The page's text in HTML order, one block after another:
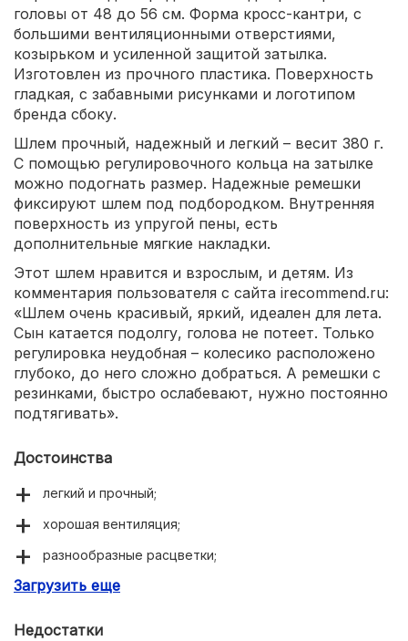
головы от 48 до 56 см. Форма кросс-кантри, с
большими вентиляционными отверстиями,
козырьком и усиленной защитой затылка.
Изготовлен из прочного пластика. Поверхность
гладкая, с забавными рисунками и логотипом
бренда сбоку.
Шлем прочный, надежный и легкий – весит 380 г.
С помощью регулировочного кольца на затылке
можно подогнать размер. Надежные ремешки
фиксируют шлем под подбородком. Внутренняя
поверхность из упругой пены, есть
дополнительные мягкие накладки.
Этот шлем нравится и взрослым, и детям. Из
комментария пользователя с сайта irecommend.ru:
«Шлем очень красивый, яркий, идеален для лета.
Сын катается подолгу, голова не потеет. Только
регулировка неудобная – колесико расположено
глубоко, до него сложно добраться. А ремешки с
резинками, быстро ослабевают, нужно постоянно
подтягивать».
Достоинства
легкий и прочный;
хорошая вентиляция;
разнообразные расцветки;
можно подогнать размер по голове;
Загрузить еще
Недостатки